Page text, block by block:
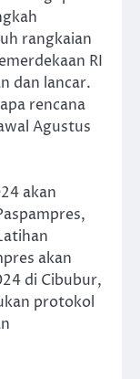
rangkaian
RI
dan lancar.
rencana
Agustus
akan
akan
di Cibubur,
protokol